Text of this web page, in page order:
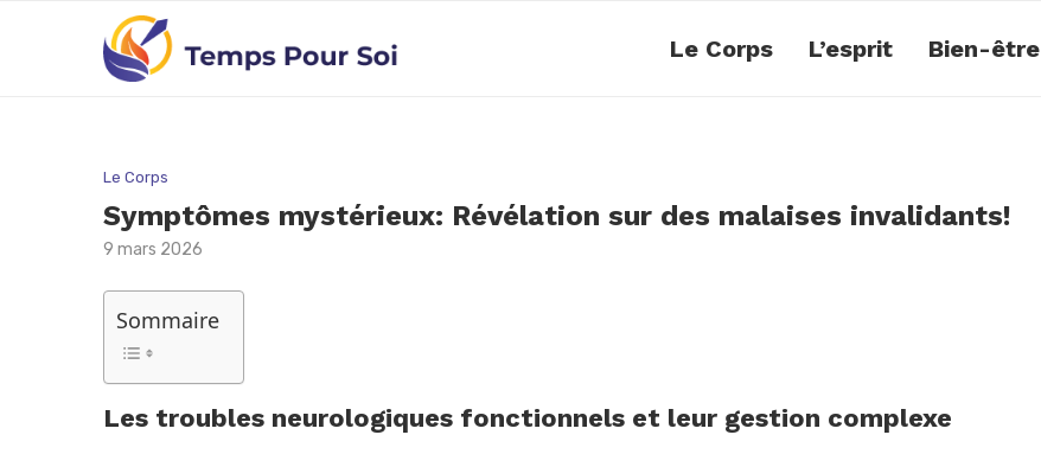
Le Corps L’esprit Bien-être
Le Corps
Symptômes mystérieux: Révélation sur des malaises invalidants!
9 mars 2026
Sommaire
Les troubles neurologiques fonctionnels et leur gestion complexe